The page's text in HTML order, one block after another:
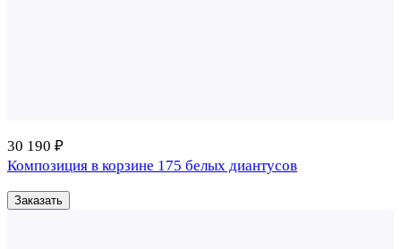
30 190 ₽
Композиция в корзине 175 белых диантусов
Заказать